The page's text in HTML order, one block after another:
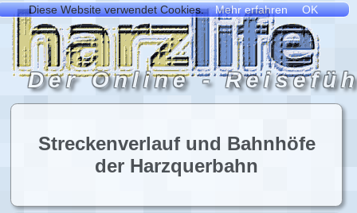
Streckenverlauf und Bahnhöfe
der Harzquerbahn